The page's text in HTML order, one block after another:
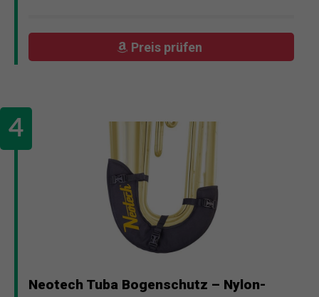
Preis prüfen
Neotech Tuba Bogenschutz – Nylon-